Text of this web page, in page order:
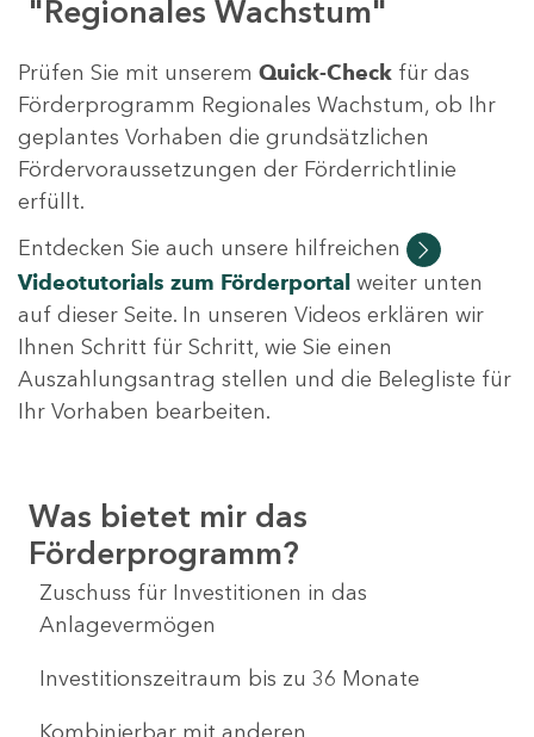
"Regionales Wachstum"
Prüfen Sie mit unserem Quick-Check für das
Förderprogramm Regionales Wachstum, ob Ihr
geplantes Vorhaben die grundsätzlichen
Fördervoraussetzungen der Förderrichtlinie
erfüllt.
Entdecken Sie auch unsere hilfreichen
Videotutorials zum Förderportal weiter unten
auf dieser Seite. In unseren Videos erklären wir
Ihnen Schritt für Schritt, wie Sie einen
Auszahlungsantrag stellen und die Belegliste für
Ihr Vorhaben bearbeiten.
Was bietet mir das
Förderprogramm?
Zuschuss für Investitionen in das
Anlagevermögen
Investitionszeitraum bis zu 36 Monate